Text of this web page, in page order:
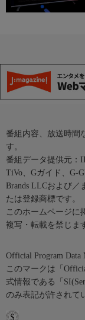
番組内容、放送時間
す。
番組データ提供元：
TiVo、Gガイド、G-
Brands LLCおよび／
たは登録商標です。
このホームページに
複写・転載を禁じま
Official Program Data
このマークは「
式情報である「
のみ表記が許されて